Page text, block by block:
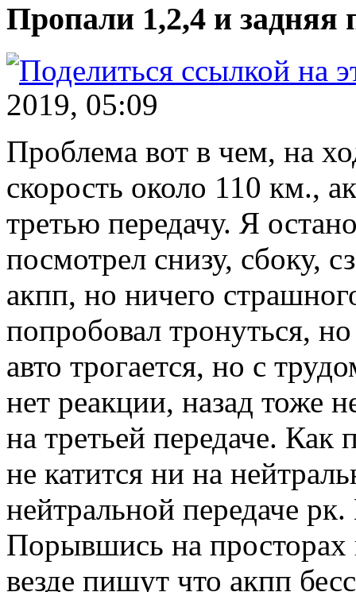
Пропали 1,2,4 и задняя
2019, 05:09
Проблема вот в чем, на
скорость около 110 км.,
третью передачу. Я
посмотрел снизу, сбоку,
акпп, но ничего
попробовал тронуться,
авто трогается, но с
нет реакции, назад тоже
на третьей передаче. Как
не катится ни на
нейтральной передаче
Порывшись на
везде пишут что акпп